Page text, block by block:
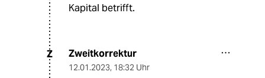
Kapital betrifft.
Z Zweitkorrektur
12.01.2023, 18:32 Uhr